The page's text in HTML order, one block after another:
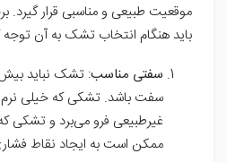
موقعیت طبیعی و مناسبی قرار گیرد.
باید هنگام انتخاب تشک به آن توجه
سفتی مناسب: تشک نباید
سفت باشد. تشکی که خیلی نرم
غیرطبیعی فرو می‌برد و تشکی
ممکن است به ایجاد نقاط